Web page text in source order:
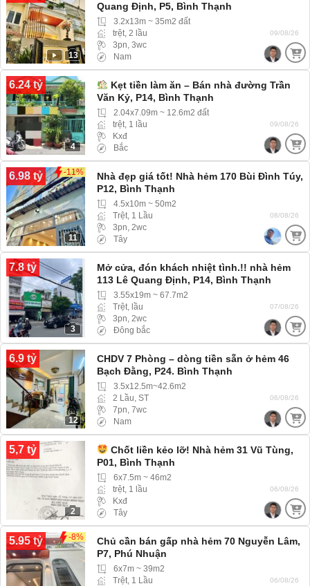
13
Quang Định, P5, Bình Thạnh
3.2x13m ~ 35m2 đất
trệt, 2 lầu
3pn, 3wc
Nam
09/08/26
6.24 tỷ
4
Kẹt tiền làm ăn – Bán nhà đường Trần
Văn Kỷ, P14, Bình Thạnh
2.04x7.09m ~ 12.6m2 đất
trệt, 1 lầu
Kxđ
Bắc
09/08/26
6.98 tỷ -11%
11
Nhà đẹp giá tốt! Nhà hẻm 170 Bùi Đình Túy,
P12, Bình Thạnh
4.5x10m ~ 50m2
Trệt, 1 Lầu
3pn, 2wc
Tây
08/08/26
7.8 tỷ
3
Mở cửa, đón khách nhiệt tình.!! nhà hẻm
113 Lê Quang Định, P14, Bình Thạnh
(Phường Bình Thạnh) hẻm ba gác
3.55x19m ~ 67.7m2
Trệt, lầu
3pn, 2wc
Đông bắc
07/08/26
6.9 tỷ
12
CHDV 7 Phòng – dòng tiền sẵn ở hẻm 46
Bạch Đằng, P24. Bình Thạnh
3.5x12.5m~42.6m2
2 Lầu, ST
7pn, 7wc
Nam
06/08/26
5,7 tỷ
2
Chốt liền kẻo lỡ! Nhà hẻm 31 Vũ Tùng,
P01, Bình Thạnh
6x7.5m ~ 46m2
trệt, 1 lầu
Kxđ
Tây
06/08/26
5.95 tỷ -8%
Chủ cần bán gấp nhà hẻm 70 Nguyễn Lâm,
P7, Phú Nhuận
6x7m ~ 39m2
Trệt, 1 Lầu
06/08/26